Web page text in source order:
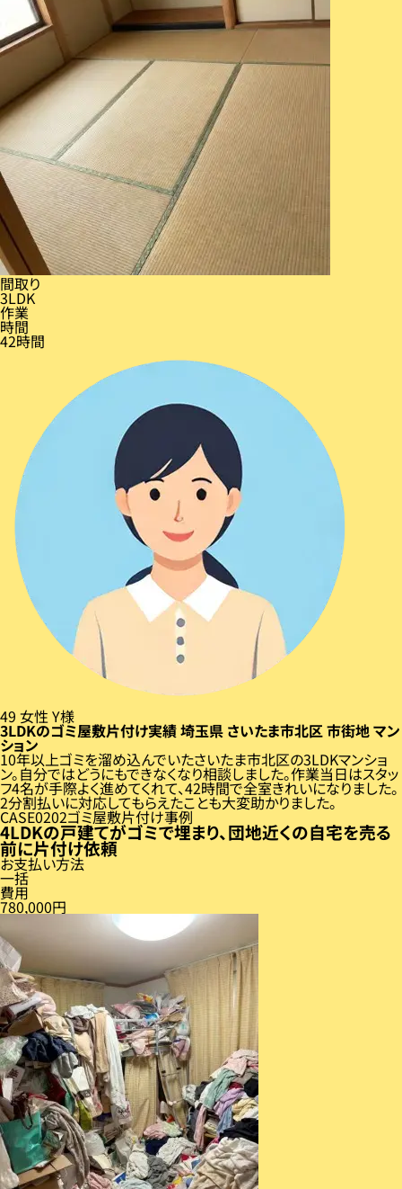
間取り
3LDK
作業
時間
42時間
49 女性 Y様
3LDKのゴミ屋敷片付け実績埼玉県 さいたま市北区 市街地マン
ション
10年以上ゴミを溜め込んでいたさいたま市北区の3LDKマンショ
ン。自分ではどうにもできなくなり相談しました。作業当日はスタッ
フ4名が手際よく進めてくれて、42時間で全室きれいになりました。
2分割払いに対応してもらえたことも大変助かりました。
CASE 02ゴミ屋敷片付け事例
4LDKの戸建てがゴミで埋まり、団地近くの自宅を売る
前に片付け依頼
お支払い方法
一括
費用
780,000円